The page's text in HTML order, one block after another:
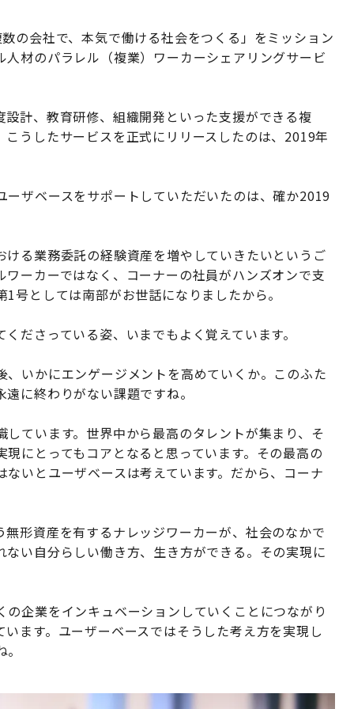
会社で、本気で働ける社会をつくる」をミッション
材のパラレル（複業）ワーカーシェアリングサービ
計、教育研修、組織開発といった支援ができる複
うしたサービスを正式にリリースしたのは、2019年
ザベースをサポートしていただいたのは、確か2019
る業務委託の経験資産を増やしていきたいというご
ーカーではなく、コーナーの社員がハンズオンで支
号としては南部がお世話になりましたから。
さっている姿、いまでもよく覚えています。
いかにエンゲージメントを高めていくか。このふた
に終わりがない課題ですね。
ています。世界中から最高のタレントが集まり、そ
にとってもコアとなると思っています。その最高の
いとユーザベースは考えています。だから、コーナ
形資産を有するナレッジワーカーが、社会のなかで
い自分らしい働き方、生き方ができる。その実現に
企業をインキュベーションしていくことにつながり
ます。ユーザーベースではそうした考え方を実現し